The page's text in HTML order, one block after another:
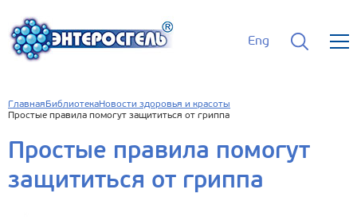
Eng
Главная БиблиотекаНовости здоровья и красоты
Простые правила помогут защититься от гриппа
Простые правила помогут
защититься от гриппа